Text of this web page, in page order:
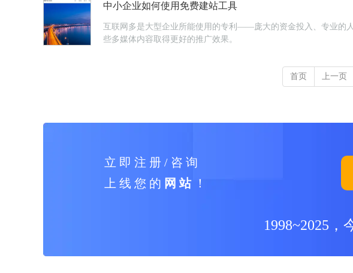
中小企业如何使用免费建站工具
互联网多是大型企业所能使用的专利——庞大的资金投入、专业的
些多媒体内容取得更好的推广效果。
首页 上一页
1998~2025
立 即 注 册 / 咨 询
上 线 您 的 网 站！